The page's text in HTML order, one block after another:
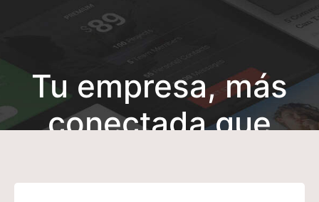
Tu empresa, más
conectada que